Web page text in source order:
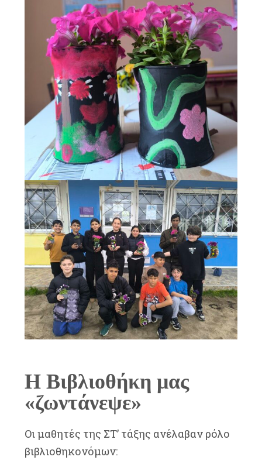
Η Βιβλιοθήκη μας
«ζωντάνεψε»
Οι μαθητές της ΣΤ’ τάξης ανέλαβαν ρόλο
βιβλιοθηκονόμων: